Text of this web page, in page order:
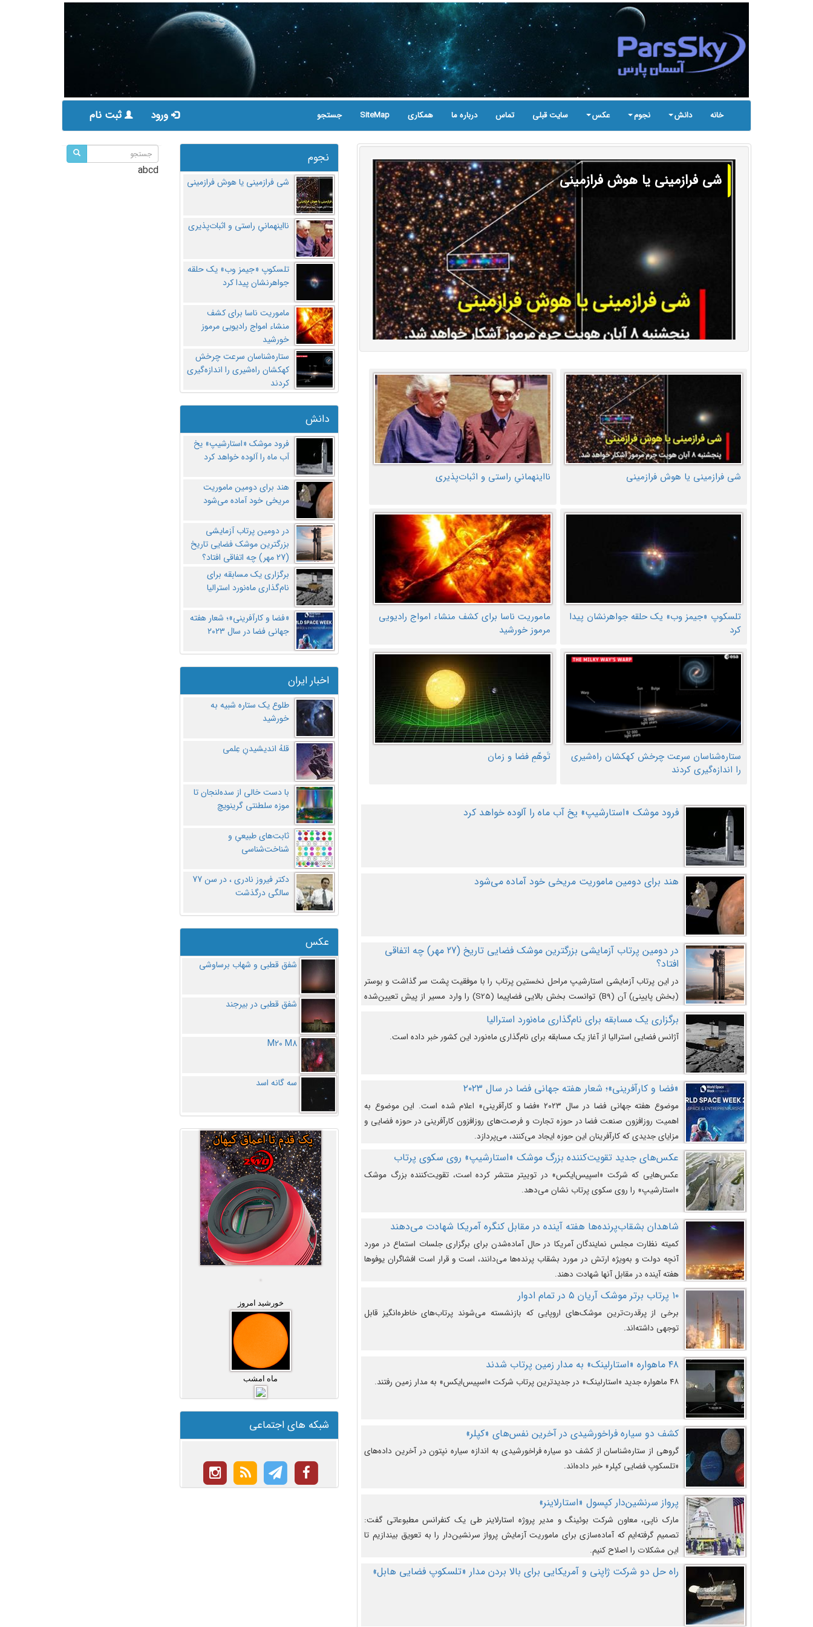
خانه دانش نجوم عکس سایت قبلی تماس درباره ما همکاری SiteMap جستجو ورود ثبت نام
شی فرازمینی یا هوش فرازمینی
شی فرازمینی یا هوش فرازمینی نااینهمانیِ راستی و اثبات‌پذیری
تلسکوپ «جیمز وب» یک حلقه جواهرنشان پیدا
کرد
ماموریت ناسا برای کشف منشاء امواج رادیویی
مرموز خورشید
ستاره‌شناسان سرعت چرخش کهکشان راه‌شیری
را اندازه‌گیری کردند
تَوهّمِ فضا و زمان
فرود موشک «استارشیپ» یخ آب ماه را آلوده خواهد کرد
هند برای دومین ماموریت مریخی خود آماده می‌شود
در دومین پرتاب آزمایشی بزرگترین موشک فضایی تاریخ (27 مهر‌) چه اتفاقی
افتاد؟
در این پرتاب آزمایشی استارشیپ مراحل نخستین پرتاب را با موفقیت پشت سر گذاشت و بوستر
(بخش پایینی) آن (B9) توانست بخش بالایی فضاپیما (S25) را وارد مسیر از پیش تعیین‌شده
کند و سپس با یک مکانیزم جدید با موفقیت از آن جدا شود. ‌
برگزاری یک مسابقه برای نام‌گذاری ماه‌نورد استرالیا
آژانس فضایی استرالیا از آغاز یک مسابقه برای نام‌گذاری ماه‌نورد این کشور خبر داده است.
«فضا و کارآفرینی»؛ شعار هفته جهانی فضا در سال ۲۰۲۳
موضوع هفته جهانی فضا در سال ۲۰۲۳ «فضا و کارآفرینی» اعلام شده است. این موضوع به
اهمیت روزافزون صنعت فضا در حوزه تجارت و فرصت‌های روزافزون کارآفرینی در حوزه فضایی و
مزایای جدیدی که کارآفرینان این حوزه ایجاد می‌کنند، می‌پردازد.
عکس‌های جدید تقویت‌کننده بزرگ موشک «استارشیپ» روی سکوی پرتاب
عکس‌هایی که شرکت «اسپیس‌ایکس» در توییتر منتشر کرده است، تقویت‌کننده بزرگ موشک
«استارشیپ» را روی سکوی پرتاب نشان می‌دهد.
شاهدان بشقاب‌پرنده‌ها هفته آینده در مقابل کنگره آمریکا شهادت می‌دهند
کمیته نظارت مجلس نمایندگان آمریکا در حال آماده‌شدن برای برگزاری جلسات استماع در مورد
آنچه دولت و به‌ویژه ارتش در مورد بشقاب پرنده‌ها می‌دانند، است و قرار است افشاگران یوفوها
هفته آینده در مقابل آنها شهادت دهند.
۱۰ پرتاب برتر موشک آریان ۵ در تمام ادوار
برخی از پرقدرت‌ترین موشک‌های اروپایی که بازنشسته می‌شوند پرتاب‌های خاطره‌انگیز قابل
توجهی داشته‌اند.
۴۸ ماهواره «استارلینک» به مدار زمین پرتاب شدند
۴۸ ماهواره جدید «استارلینک» در جدیدترین پرتاب شرکت «اسپیس‌ایکس» به مدار زمین رفتند.
کشف دو سیاره فراخورشیدی در آخرین نفس‌های «کپلر»
گروهی از ستاره‌شناسان از کشف دو سیاره فراخورشیدی به اندازه سیاره نپتون در آخرین داده‌های
«تلسکوپ فضایی کپلر» خبر داده‌اند.
پرواز سرنشین‌دار کپسول «استارلاینر»
مارک ناپی، معاون شرکت بوئینگ و مدیر پروژه استارلاینر طی یک کنفرانس مطبوعاتی گفت:
تصمیم گرفته‌ایم که آماده‌سازی برای ماموریت آزمایش پرواز سرنشین‌دار را به تعویق بیندازیم تا
این مشکلات را اصلاح کنیم.
راه حل دو شرکت ژاپنی و آمریکایی برای بالا بردن مدار «تلسکوپ فضایی هابل»
نجوم
شی فرازمینی یا هوش فرازمینی
نااینهمانیِ راستی و اثبات‌پذیری
تلسکوپ «جیمز وب» یک حلقه
جواهرنشان پیدا کرد
ماموریت ناسا برای کشف
منشاء امواج رادیویی مرموز
خورشید
ستاره‌شناسان سرعت چرخش
کهکشان راه‌شیری را اندازه‌گیری
کردند
دانش
فرود موشک «استارشیپ» یخ
آب ماه را آلوده خواهد کرد
هند برای دومین ماموریت
مریخی خود آماده می‌شود
در دومین پرتاب آزمایشی
بزرگترین موشک فضایی تاریخ
(27 مهر‌) چه اتفاقی افتاد؟
برگزاری یک مسابقه برای
نام‌گذاری ماه‌نورد استرالیا
«فضا و کارآفرینی»؛ شعار هفته
جهانی فضا در سال ۲۰۲۳
اخبار ایران
طلوع یک ستاره شبیه به
خورشید
قلهُ اندیشیدنِ عِلمی
با دست خالی از سده‌لنجان تا
موزه سلطنتی گرینویچ
ثابت‌های طبیعیِ و
شناخت‌شناسی
دکتر فیروز نادری ، در سن 77
سالگی درگذشت
عکس
شفق قطبی و شهاب برساوشی
شفق قطبی در بیرجند
M20 M8
سه گانه اسد
خورشید امروز
ماه امشب
شبکه های اجتماعی
abcd